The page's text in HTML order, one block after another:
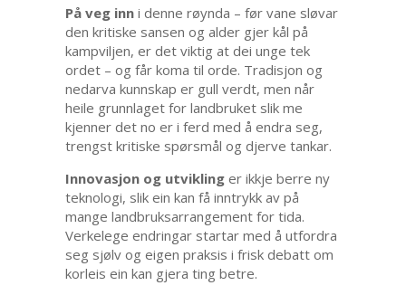
På veg inni denne røynda – før vane sløvar
den kritiske sansen og alder gjer kål på
kampviljen, er det viktig at dei unge tek
ordet – og får koma til orde. Tradisjon og
nedarva kunnskap er gull verdt, men når
heile grunnlaget for landbruket slik me
kjenner det no er i ferd med å endra seg,
trengst kritiske spørsmål og djerve tankar.
Innovasjon og utviklinger ikkje berre ny
teknologi, slik ein kan få inntrykk av på
mange landbruksarrangement for tida.
Verkelege endringar startar med å utfordra
seg sjølv og eigen praksis i frisk debatt om
korleis ein kan gjera ting betre.